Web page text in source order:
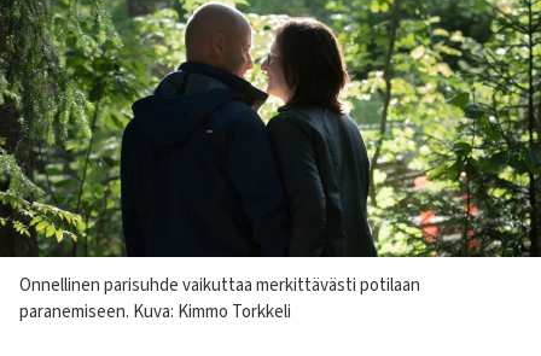
Kuvateksti
Onnellinen parisuhde vaikuttaa merkittävästi potilaan
paranemiseen. Kuva: Kimmo Torkkeli